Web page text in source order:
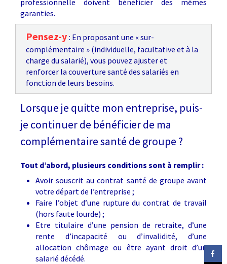
garanties.
Pensez-y : En proposant une « sur-
complémentaire » (individuelle, facultative et à la
charge du salarié), vous pouvez ajuster et
renforcer la couverture santé des salariés en
fonction de leurs besoins.
Lorsque je quitte mon entreprise, puis-
je continuer de bénéficier de ma
complémentaire santé de groupe ?
Tout d’abord, plusieurs conditions sont à remplir :
Avoir souscrit au contrat santé de groupe avant
votre départ de l’entreprise ;
Faire l’objet d’une rupture du contrat de travail
(hors faute lourde) ;
Etre titulaire d’une pension de retraite, d’une
rente d’incapacité ou d’invalidité, d’une
allocation chômage ou être ayant droit d’un
salarié décédé.